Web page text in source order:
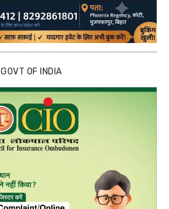
GOVT OF INDIA